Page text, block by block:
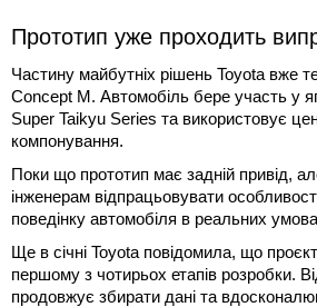
Прототип уже проходить
Частину майбутніх рішень Toyota вже
Concept M. Автомобіль бере участь у
Super Taikyu Series та використовує
компонування.
Поки що прототип має задній привід,
інженерам відпрацьовувати
поведінку автомобіля в реальних
Ще в січні Toyota повідомила, що
першому з чотирьох етапів розробки.
продовжує збирати дані та